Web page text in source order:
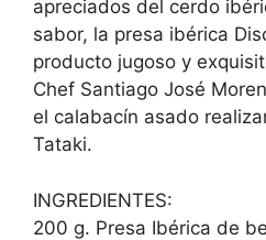
apreciados del cerdo
sabor, la presa ibérica
producto jugoso y
Chef Santiago José
el calabacín asado
Tataki.
INGREDIENTES:
200 g. Presa Ibérica de